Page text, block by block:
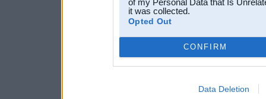
it was collected.
Opted Out
CONFIRM
Data Deletion